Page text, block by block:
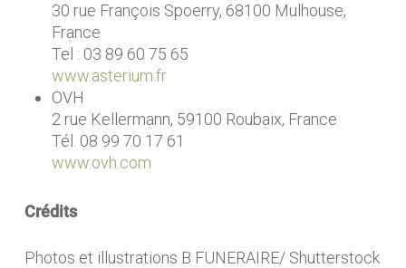
30 rue François Spoerry, 68100 Mulhouse,
France
Tel : 03 89 60 75 65
www.asterium.fr
OVH
2 rue Kellermann, 59100 Roubaix, France
Tél. 08 99 70 17 61
www.ovh.com
Crédits
Photos et illustrations B FUNERAIRE/ Shutterstock